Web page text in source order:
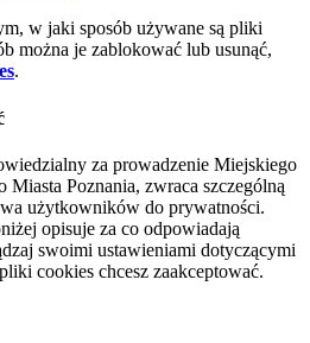
w jaki sposób używane są pliki
można je zablokować lub usunąć,
.
za prowadzenie Miejskiego
Poznania, zwraca szczególną
użytkowników do prywatności.
opisuje za co odpowiadają
swoimi ustawieniami dotyczącymi
cookies chcesz zaakceptować.